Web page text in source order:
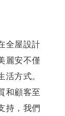
全屋設計
麗安不僅
方式。
和顧客至
持，我們